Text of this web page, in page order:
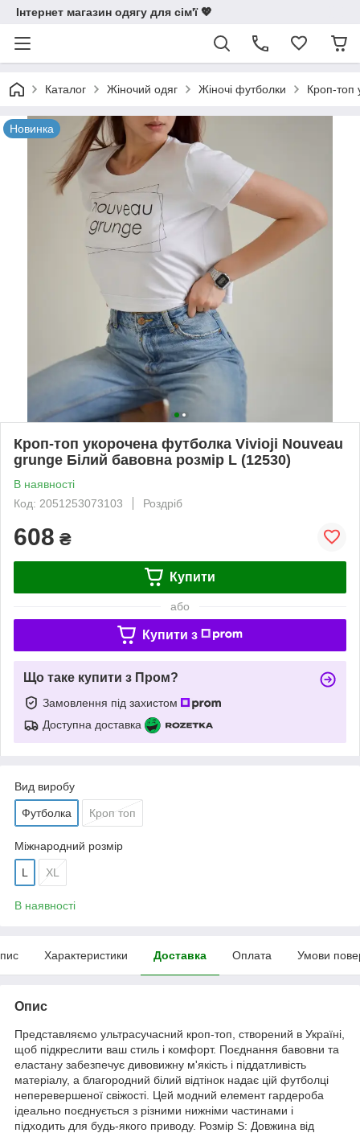
Інтернет магазин одягу для сім'ї 💖
Каталог Жіночий одяг Жіночі футболки Кроп-топ
Новинка
Кроп-топ укорочена футболка Vivioji Nouveau
grunge Білий бавовна розмір L (12530)
В наявності
Код: 2051253073103
Роздріб
608 ₴
Купити
або
Купити з
Що таке купити з Пром?
Замовлення під захистом
Доступна доставка
Вид виробу
Футболка Кроп топ
Міжнародний розмір
L XL
В наявності
Характеристики Доставка Оплата Умови
Опис
Представляємо ультрасучасний кроп-топ, створений в Україні,
щоб підкреслити ваш стиль і комфорт. Поєднання бавовни та
еластану забезпечує дивовижну м'якість і піддатливість
матеріалу, а благородний білий відтінок надає цій футболці
неперевершеної свіжості. Цей модний елемент гардероба
ідеально поєднується з різними нижніми частинами і
підходить для будь-якого приводу. Розмір S: Довжина від